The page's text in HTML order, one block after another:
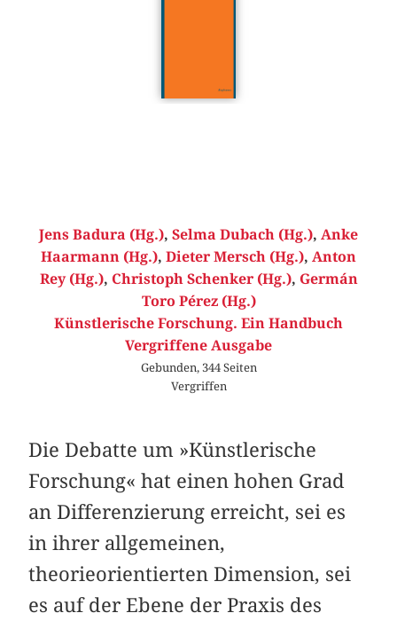
Jens Badura (Hg.), Selma Dubach (Hg.), Anke
Haarmann (Hg.), Dieter Mersch (Hg.), Anton
Rey (Hg.), Christoph Schenker (Hg.), Germán
Toro Pérez (Hg.)
Künstlerische Forschung. Ein Handbuch
Vergriffene Ausgabe
Gebunden, 344 Seiten
Vergriffen
Die Debatte um »Künstlerische
Forschung« hat einen hohen Grad
an Differenzierung erreicht, sei es
in ihrer allgemeinen,
theorieorientierten Dimension, sei
es auf der Ebene der Praxis des